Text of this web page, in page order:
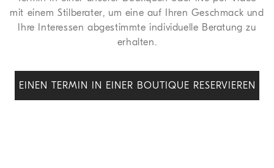
mit einem Stilberater, um eine auf Ihren Geschmack und
Ihre Interessen abgestimmte individuelle Beratung zu
erhalten.
EINEN TERMIN IN EINER BOUTIQUE RESERVIEREN